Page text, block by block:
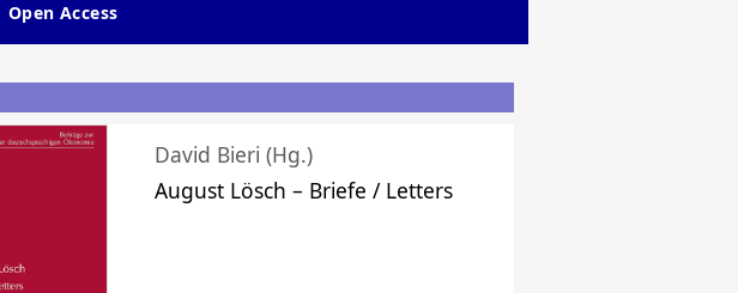
Open Access
David Bieri (Hg.)
August Lösch – Briefe / Letters